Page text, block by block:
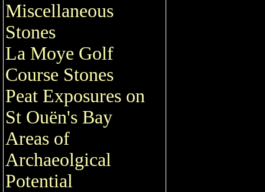
Miscellaneous
Stones
La Moye Golf
Course Stones
Peat Exposures on
St Ouën's Bay
Areas of
Archaeolgical
Potential